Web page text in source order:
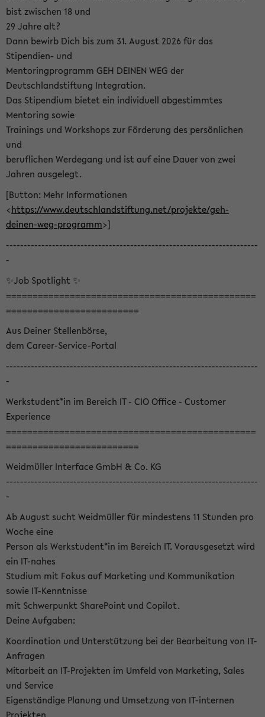
bist zwischen 18 und
29 Jahre alt?
Dann bewirb Dich bis zum 31. August 2026 für das
Stipendien- und
Mentoringprogramm GEH DEINEN WEG der
Deutschlandstiftung Integration.
Das Stipendium bietet ein individuell abgestimmtes
Mentoring sowie
Trainings und Workshops zur Förderung des persönlichen
und
beruflichen Werdegang und ist auf eine Dauer von zwei
Jahren ausgelegt.
[Button: Mehr Informationen
<https://www.deutschlandstiftung.net/projekte/geh-
deinen-weg-programm>]
-----------------------------------------------------------------------
-
✨Job Spotlight ✨
===============================================
=========================
Aus Deiner Stellenbörse,
dem Career-Service-Portal
-----------------------------------------------------------------------
-
Werkstudent*in im Bereich IT - CIO Office - Customer
Experience
===============================================
=========================
Weidmüller Interface GmbH & Co. KG
-----------------------------------------------------------------------
-
Ab August sucht Weidmüller für mindestens 11 Stunden pro
Woche eine
Person als Werkstudent*in im Bereich IT. Vorausgesetzt wird
ein IT-nahes
Studium mit Fokus auf Marketing und Kommunikation
sowie IT-Kenntnisse
mit Schwerpunkt SharePoint und Copilot.
Deine Aufgaben:
Koordination und Unterstützung bei der Bearbeitung von IT-
Anfragen
Mitarbeit an IT-Projekten im Umfeld von Marketing, Sales
und Service
Eigenständige Planung und Umsetzung von IT-internen